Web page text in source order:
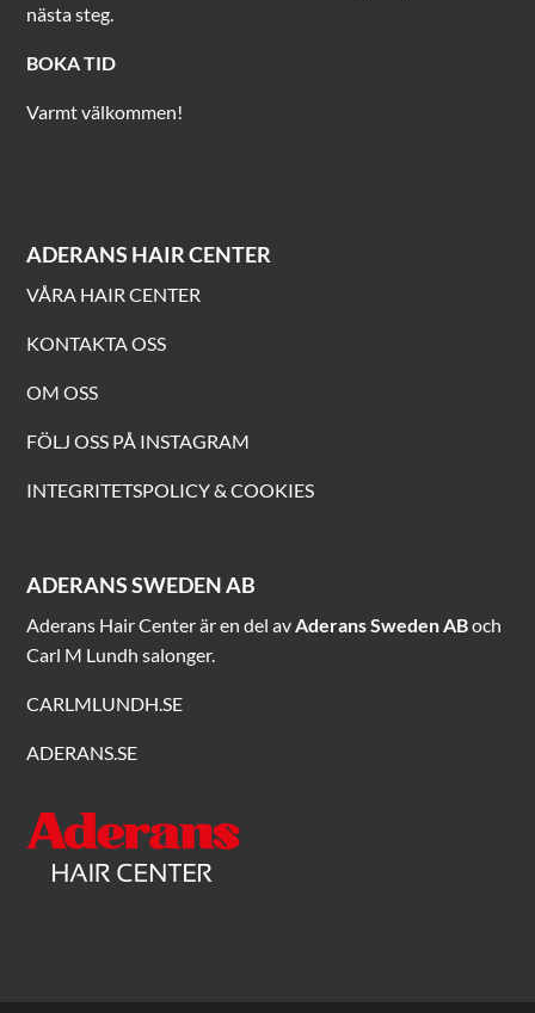
nästa steg.
BOKA TID
Varmt välkommen!
ADERANS HAIR CENTER
VÅRA HAIR CENTER
KONTAKTA OSS
OM OSS
FÖLJ OSS PÅ INSTAGRAM
INTEGRITETSPOLICY & COOKIES
ADERANS SWEDEN AB
Aderans Hair Center är en del av Aderans Sweden ABoch
Carl M Lundh salonger.
CARLMLUNDH.SE
ADERANS.SE